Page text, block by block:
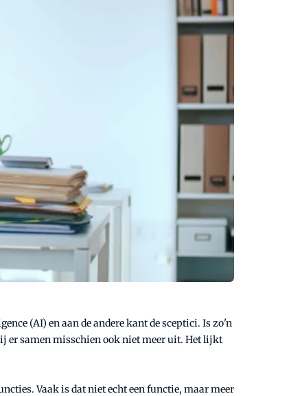
(AI) en aan de andere kant de sceptici. Is zo'n
er samen misschien ook niet meer uit. Het lijkt
Vaak is dat niet echt een functie, maar meer